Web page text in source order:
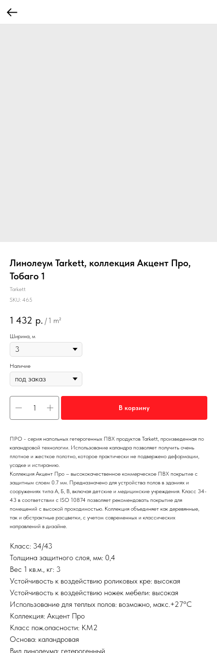
Линолеум Tarkett, коллекция Акцент Про,
Тобаго 1
Tarkett
SKU: 465
1 432 р. / 1 m²
Ширина, м
Наличие
В корзину
ПРО - серия напольных гетерогенных ПВХ продуктов Tarkett, произведенная по
каландровой технологии. Использование каландра позволяет получить очень
плотное и жесткое полотно, которое практически не подвержено деформации,
усадке и истиранию.
Коллекция Акцент Про – высококачественное коммерческое ПВХ покрытие с
защитным слоем 0.7 мм. Предназначено для устройства полов в зданиях и
сооружениях типа А, Б, В, включая детские и медицинские учреждения. Класс 34-
43 в соответствии с ISO 10874 позволяет рекомендовать покрытие для
помещений с высокой проходимостью. Коллекция объединяет как деревянные,
так и абстрактные расцветки, с учетом современных и классических
направлений в дизайне.
Класс: 34/43
Толщина защитного слоя, мм: 0,4
Вес 1 кв.м., кг: 3
Устойчивость к воздействию роликовых кре: высокая
Устойчивость к воздействию ножек мебели: высокая
Использование для теплых полов: возможно, макс.+27°С
Коллекция: Акцент Про
Класс пож.опасности: КМ2
Основа: каландровая
Вид линолеума: гетерогенный